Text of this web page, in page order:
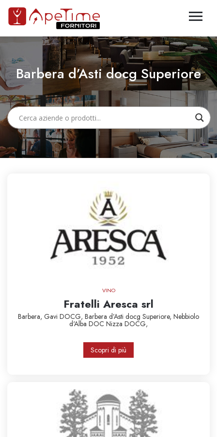
Barbera d’Asti docg Superiore
VINO
Fratelli Aresca srl
Barbera, Gavi DOCG, Barbera d’Asti docg Superiore, Nebbiolo
d'Alba DOC Nizza DOCG,
Scopri di più